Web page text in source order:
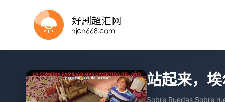
站起来，
Sobre Ruedas,Sobre